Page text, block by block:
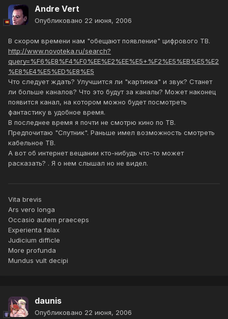
Andre Vert
Опубликовано 22 июня, 2006
В скором времени нам "обещают появление" цифрового ТВ.
http://www.novoteka.ru/search?
query=%F6%E8%F4%F0%EE%E2%EE%E5+%F2%E5%EB%E5%E2
%E8%E4%E5%ED%E8%E5
Что следует ждать? Улучшится ли "картинка" и звук? Станет
ли больше каналов? Что это будут за каналы? Может наконец
появится канал, на котором можно будет посмотреть
фантастику в удобное время.
В последнее время я почти не смотрю кино по ТВ.
Предпочитаю "Спутник". Раньше имел возможность смотреть
кабельное ТВ.
А вот об интернет вещании кто-нибудь что-то может
расказать? . Я о нем слышал но не видел.
Vita brevis
Ars vero longa
Occasio autem praeceps
Experienta falax
Judicium difficle
More profunda
Mundus vult decipi
daunis
Опубликовано 22 июня, 2006